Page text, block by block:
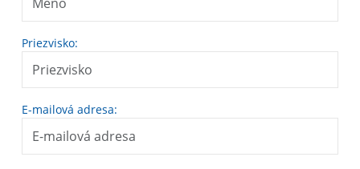
Priezvisko:
E-mailová adresa: